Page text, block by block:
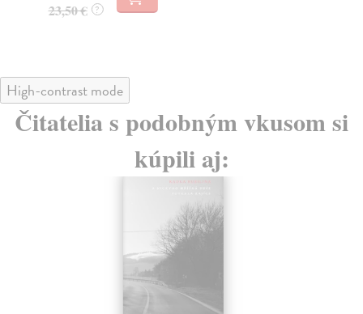
23,50 € ?
High-contrast mode
Čitatelia s podobným vkusom si
kúpili aj: